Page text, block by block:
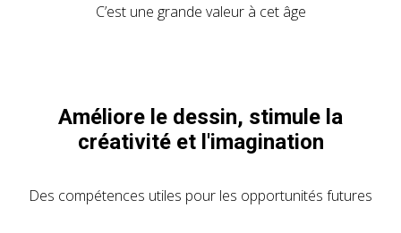
C’est une grande valeur à cet âge
Améliore le dessin, stimule la
créativité et l'imagination
Des compétences utiles pour les opportunités futures